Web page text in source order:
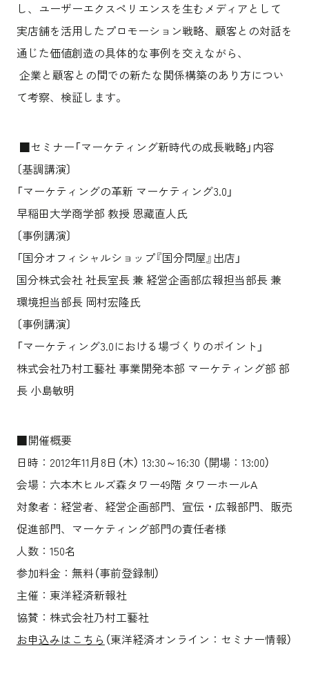
乃村工藝社の最新ニュースをお届けしております
空間づくりのプロセスをお届けしております
し、ユーザーエクスペリエンスを生むメディアとして
実店舗を活用したプロモーション戦略、顧客との対話を
通じた価値創造の具体的な事例を交えながら、
企業と顧客との間での新たな関係構築のあり方につい
て考察、検証します。
■セミナー「マーケティング新時代の成長戦略」内容
〔基調講演〕
「マーケティングの革新 マーケティング3.0」
早稲田大学商学部 教授 恩藏直人氏
〔事例講演〕
「国分オフィシャルショップ『国分問屋』出店」
国分株式会社 社長室長 兼 経営企画部広報担当部長 兼
環境担当部長 岡村宏隆氏
〔事例講演〕
「マーケティング3.0における場づくりのポイント」
株式会社乃村工藝社 事業開発本部 マーケティング部 部
長 小島敏明
■開催概要
日時：2012年11月8日（木） 13:30～16:30 （開場：13:00）
会場：六本木ヒルズ森タワー49階 タワーホールA
対象者：経営者、経営企画部門、宣伝・広報部門、販売
促進部門、マーケティング部門の責任者様
人数：150名
参加料金：無料（事前登録制）
主催：東洋経済新報社
協賛：株式会社乃村工藝社
お申込みはこちら （東洋経済オンライン：セミナー情報）